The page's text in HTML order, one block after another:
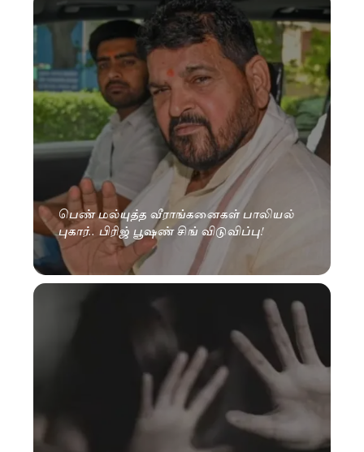
பெண் மல்யுத்த வீராங்கனைகள் பாலியல்
புகார்.. பிரிஜ் பூஷண் சிங் விடுவிப்பு!